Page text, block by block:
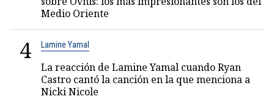
Medio Oriente
4 Lamine Yamal
La reacción de Lamine Yamal cuando Ryan
Castro cantó la canción en la que menciona a
Nicki Nicole